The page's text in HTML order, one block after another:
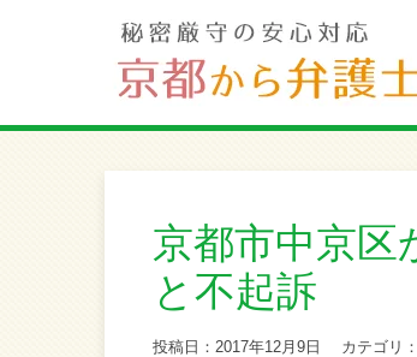
京都市中京区
と不起訴
投稿日：2017年12月9日 カテゴリ：